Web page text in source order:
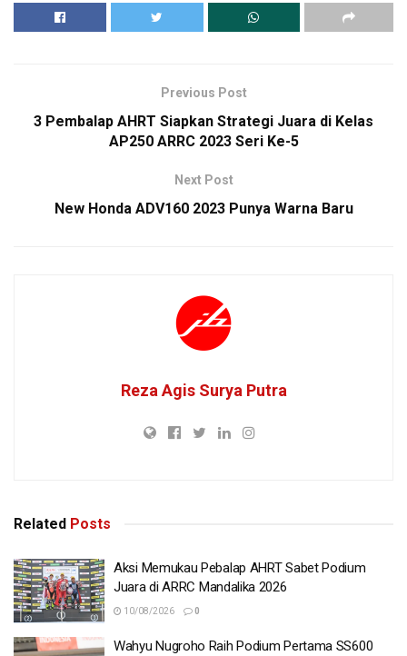
Previous Post
3 Pembalap AHRT Siapkan Strategi Juara di Kelas
AP250 ARRC 2023 Seri Ke-5
Next Post
New Honda ADV160 2023 Punya Warna Baru
Reza Agis Surya Putra
Related Posts
Aksi Memukau Pebalap AHRT Sabet Podium
Juara di ARRC Mandalika 2026
10/08/2026 0
Wahyu Nugroho Raih Podium Pertama SS600